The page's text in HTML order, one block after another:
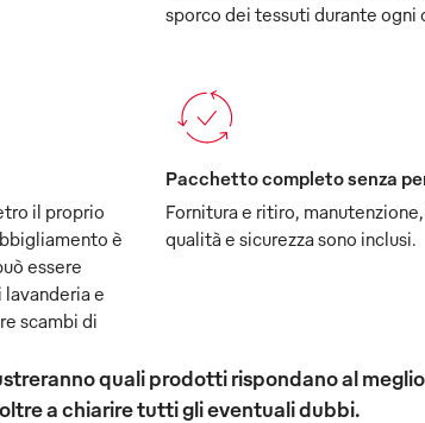
sporco dei tessuti durante ogni
il proprio
è
essere
e
scambi di
Pacchetto completo senza
Fornitura e ritiro,
qualità e sicurezza sono inclusi.
quali prodotti rispondano al
a chiarire tutti gli eventuali dubbi.